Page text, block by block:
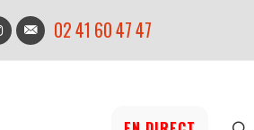
02 41 60 47 47